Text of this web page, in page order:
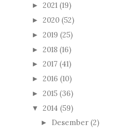
► 2021 (19)
► 2020 (52)
► 2019 (25)
► 2018 (16)
► 2017 (41)
► 2016 (10)
► 2015 (36)
▼ 2014 (59)
► Desember (2)